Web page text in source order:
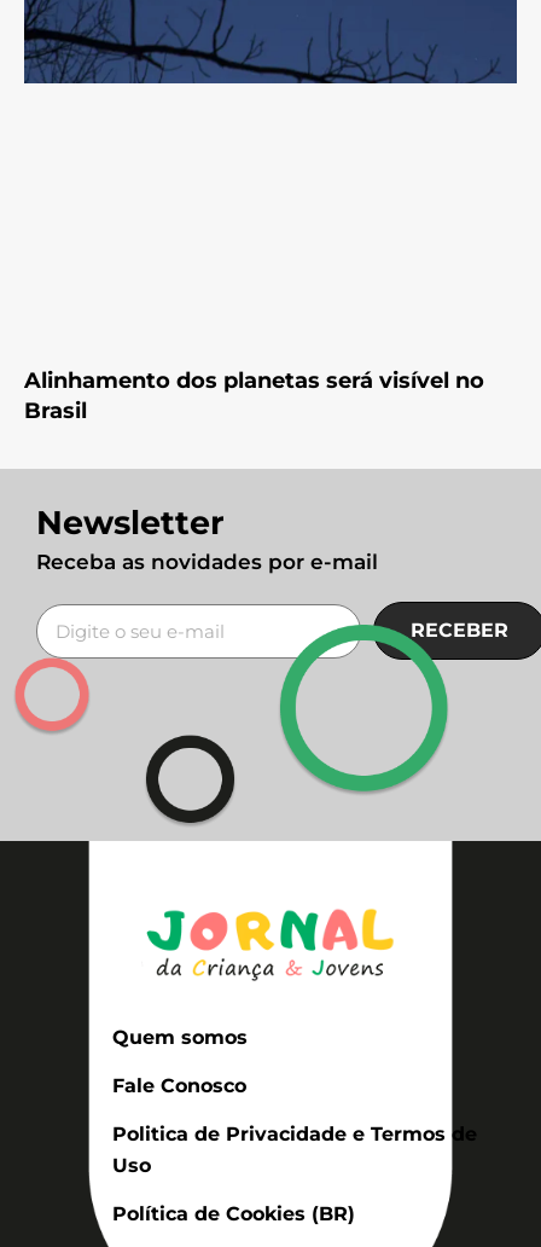
Alinhamento dos planetas será visível no
Brasil
Newsletter
Receba as novidades por e-mail
RECEBER
Quem somos
Fale Conosco
Politica de Privacidade e Termos de
Uso
Política de Cookies (BR)